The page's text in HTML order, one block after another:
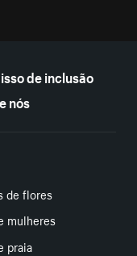
de inclusão
nós
de flores
mulheres
praia